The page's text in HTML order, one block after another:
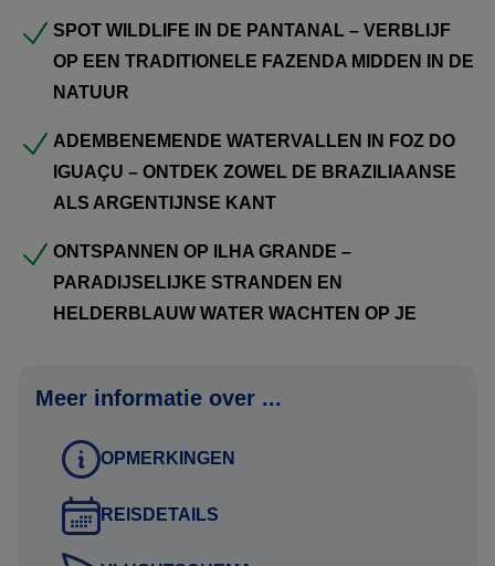
Om het landarrangement te boeken, ontvangen wij graag
de volgende gegevens:
Geboortedata
Mobiel nummer waarop het reisgezelschap tijdens de reis
bereikbaar is
Contactgegevens van kennis of familie die niet meegaat
Deze gegevens kunt u via het aanvraag tabblad van het
reisvoorstel versturen. Uw gegevens worden via een
beveiligde HTTPS verbinding naar ons verstuurd.
Uitkijkend naar uw reactie.
Hartelijke groet namens het Brazilie Reis Specialist team,
SPOT WILDLIFE IN DE PANTANAL – VERBLIJF
OP EEN TRADITIONELE FAZENDA MIDDEN IN DE
NATUUR
ADEMBENEMENDE WATERVALLEN IN FOZ DO
IGUAÇU – ONTDEK ZOWEL DE BRAZILIAANSE
ALS ARGENTIJNSE KANT
ONTSPANNEN OP ILHA GRANDE –
PARADIJSELIJKE STRANDEN EN
HELDERBLAUW WATER WACHTEN OP JE
Meer informatie over ...
OPMERKINGEN
REISDETAILS